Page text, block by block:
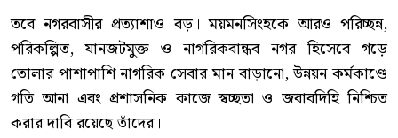
তবে নগরবাসীর প্রত্যাশাও বড়। ময়মনসিংহকে আরও পরিচ্ছন্ন,
পরিকল্পিত, যানজটমুক্ত ও নাগরিকবান্ধব নগর হিসেবে গড়ে
তোলার পাশাপাশি নাগরিক সেবার মান বাড়ানো, উন্নয়ন কর্মকাণ্ডে
গতি আনা এবং প্রশাসনিক কাজে স্বচ্ছতা ও জবাবদিহি নিশ্চিত
করার দাবি রয়েছে তাঁদের।